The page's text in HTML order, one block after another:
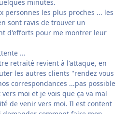
minutes.
personnes les plus proches ... les
sont ravis de trouver un
d'efforts pour me montrer leur
...
retraité revient à l'attaque, en
les autres clients "rendez vous
correspondances ...pas possible
vers moi et je vois que ça va mal
de venir vers moi. Il est content